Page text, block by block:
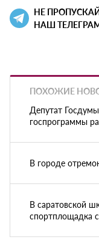
НЕ
НАШ
ПОХОЖИЕ
Депутат
госпрограммы
В городе
В саратовской
спортплощадка